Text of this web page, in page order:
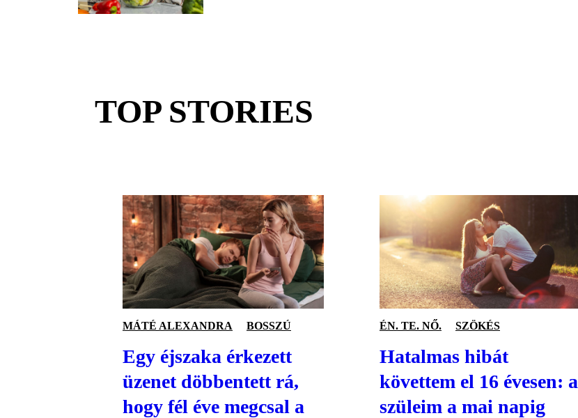
TOP STORIES
MÁTÉ ALEXANDRA BOSSZÚ
Egy éjszaka érkezett
üzenet döbbentett rá,
hogy fél éve megcsal a
ÉN. TE. NŐ. SZÖKÉS
Hatalmas hibát
követtem el 16 évesen: a
szüleim a mai napig